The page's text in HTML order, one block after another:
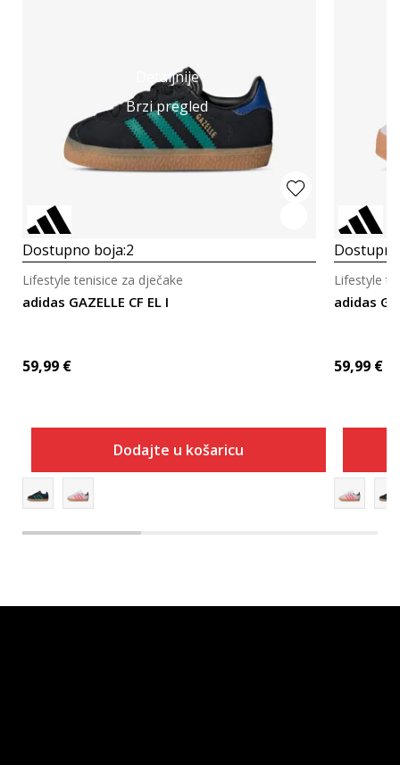
Detaljnije
Brzi pregled
Dostupno boja:2
adidas GAZELLE CF EL I
Lifestyle tenisice za dječake
59,99 €
Dodajte u košaricu
adidas
Lifestyle
59,99 €